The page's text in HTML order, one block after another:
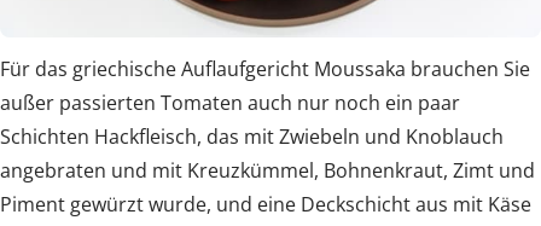
Für das griechische Auflaufgericht Moussaka brauchen Sie
außer passierten Tomaten auch nur noch ein paar
Schichten Hackfleisch, das mit Zwiebeln und Knoblauch
angebraten und mit Kreuzkümmel, Bohnenkraut, Zimt und
Piment gewürzt wurde, und eine Deckschicht aus mit Käse